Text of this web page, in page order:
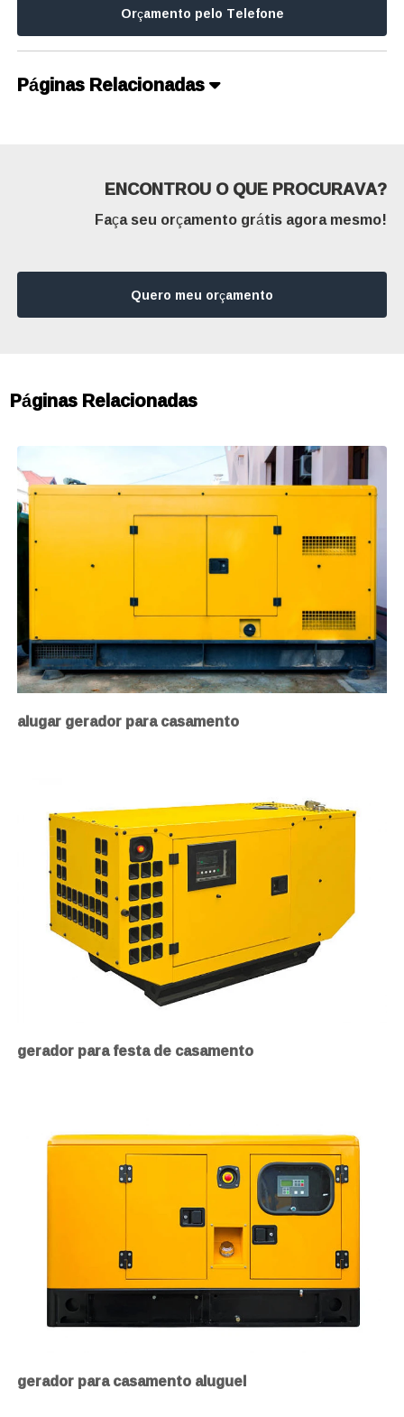
Orçamento pelo Telefone
Páginas Relacionadas
ENCONTROU O QUE PROCURAVA?
Faça seu orçamento grátis agora mesmo!
Quero meu orçamento
Páginas Relacionadas
alugar gerador para casamento
gerador para festa de casamento
gerador para casamento aluguel